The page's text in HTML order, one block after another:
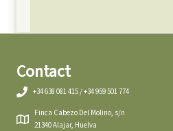
Contact
+34 638 081 415 / +34 959 501 774
Finca Cabezo Del Molino, s/n
21340 Alajar, Huelva